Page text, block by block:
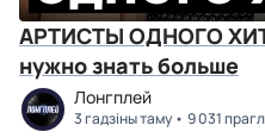
АРТИСТЫ ОДНОГО
нужно знать больше
Лонгплей
3 гадзіны таму 9 031